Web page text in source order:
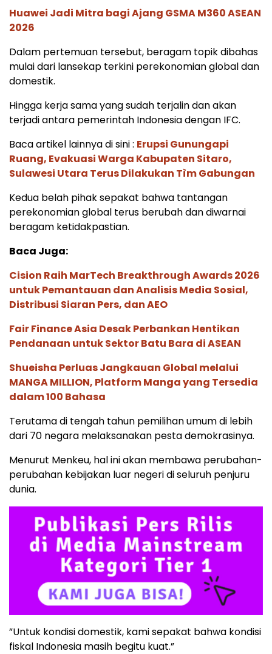
Huawei Jadi Mitra bagi Ajang GSMA M360 ASEAN
2026
Dalam pertemuan tersebut, beragam topik dibahas
mulai dari lansekap terkini perekonomian global dan
domestik.
Hingga kerja sama yang sudah terjalin dan akan
terjadi antara pemerintah Indonesia dengan IFC.
Baca artikel lainnya di sini : Erupsi Gunungapi
Ruang, Evakuasi Warga Kabupaten Sitaro,
Sulawesi Utara Terus Dilakukan Tìm Gabungan
Kedua belah pihak sepakat bahwa tantangan
perekonomian global terus berubah dan diwarnai
beragam ketidakpastian.
Baca Juga:
Cision Raih MarTech Breakthrough Awards 2026
untuk Pemantauan dan Analisis Media Sosial,
Distribusi Siaran Pers, dan AEO
Fair Finance Asia Desak Perbankan Hentikan
Pendanaan untuk Sektor Batu Bara di ASEAN
Shueisha Perluas Jangkauan Global melalui
MANGA MILLION, Platform Manga yang Tersedia
dalam 100 Bahasa
Terutama di tengah tahun pemilihan umum di lebih
dari 70 negara melaksanakan pesta demokrasinya.
Menurut Menkeu, hal ini akan membawa perubahan-
perubahan kebijakan luar negeri di seluruh penjuru
dunia.
”Untuk kondisi domestik, kami sepakat bahwa kondisi
fiskal Indonesia masih begitu kuat.”